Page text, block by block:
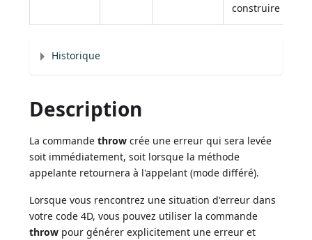
construire
Historique
Description
La commandethrow crée une erreur qui sera levée
soit immédiatement, soit lorsque la méthode
appelante retournera à l'appelant (mode différé).
Lorsque vous rencontrez une situation d'erreur dans
votre code 4D, vous pouvez utiliser la commande
throw pour générer explicitement une erreur et